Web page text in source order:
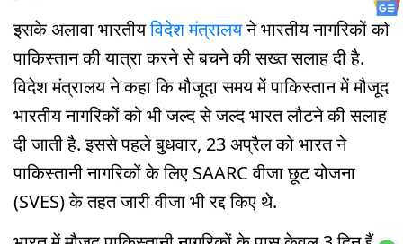
इसके अलावा भारतीयविदेश मंत्रालयने भारतीय नागरिकों को
पाकिस्तान की यात्रा करने से बचने की सख्त सलाह दी है.
विदेश मंत्रालय ने कहा कि मौजूदा समय में पाकिस्तान में मौजूद
भारतीय नागरिकों को भी जल्द से जल्द भारत लौटने की सलाह
दी जाती है. इससे पहले बुधवार, 23 अप्रैल को भारत ने
पाकिस्तानी नागरिकों के लिए SAARC वीजा छूट योजना
(SVES) के तहत जारी वीजा भी रद्द किए थे.